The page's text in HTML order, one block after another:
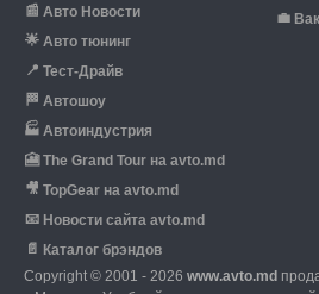
📰 Авто Новости
🌟 Авто тюнинг
📍 Тест-Драйв
🏁 Автошоу
🏭 Автоиндустрия
🎦 The Grand Tour на avto.md
🎥 TopGear на avto.md
📧 Новости сайта avto.md
📄 Каталог брэндов
💼
Copyright © 2001 - 2026 www.avto.md